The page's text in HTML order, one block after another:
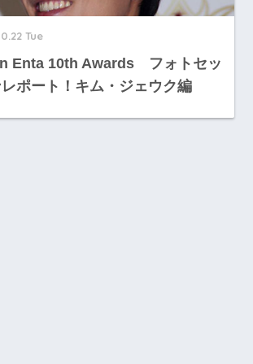
Tue
Enta 10th Awards フォトセッ
ポート！キム・ジェウク編